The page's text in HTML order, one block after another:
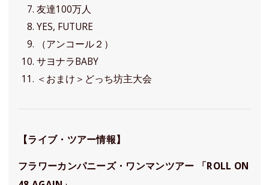
友達100万人
YES, FUTURE
（アンコール２）
サヨナラBABY
＜おまけ＞どっち坊主大会
【ライブ・ツアー情報】
フラワーカンパニーズ・ワンマンツアー 「ROLL ON